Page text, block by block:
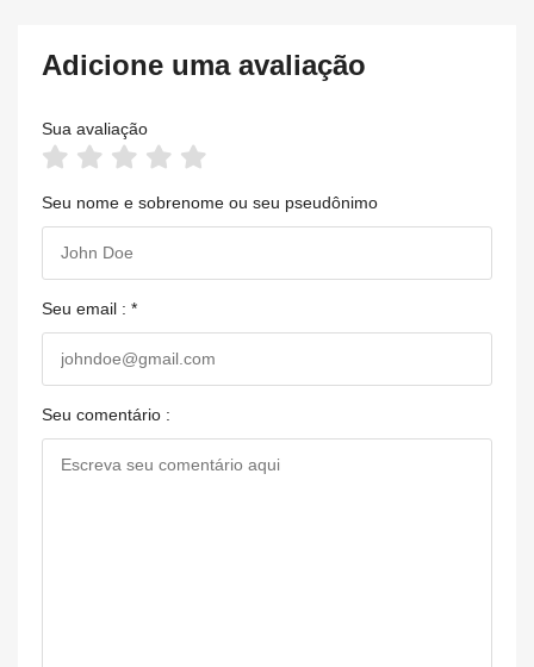
Adicione uma avaliação
Sua avaliação
Seu nome e sobrenome ou seu pseudônimo
Seu email : *
Seu comentário :